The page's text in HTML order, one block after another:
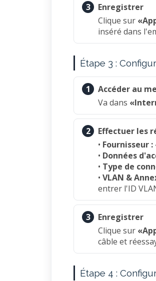
3
Enregistrer
Clique sur
inséré dans
Étape 3 :
1
Accéder au
Va dans
2
Effectuer les
• Fournisseur :
• Données
• Type de
• VLAN &
entrer l'ID
3
Enregistrer
Clique sur
câble et
Étape 4 :